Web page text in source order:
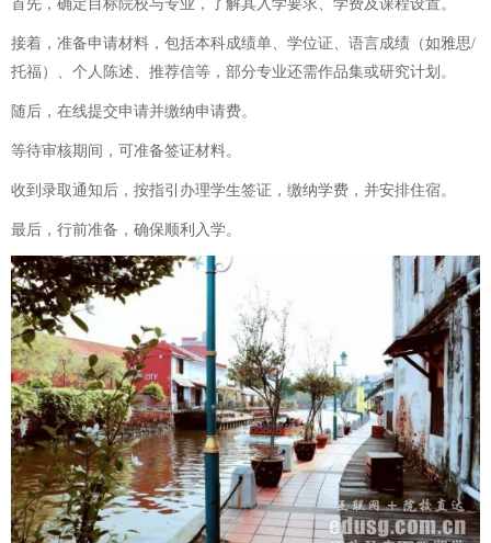
首先，确定目标院校与专业，了解其入学要求、学费及课程设置。
接着，准备申请材料，包括本科成绩单、学位证、语言成绩（如雅思/
托福）、个人陈述、推荐信等，部分专业还需作品集或研究计划。
随后，在线提交申请并缴纳申请费。
等待审核期间，可准备签证材料。
收到录取通知后，按指引办理学生签证，缴纳学费，并安排住宿。
最后，行前准备，确保顺利入学。